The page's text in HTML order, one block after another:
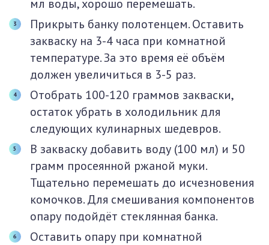
мл воды, хорошо перемешать.
Прикрыть банку полотенцем. Оставить
закваску на 3-4 часа при комнатной
температуре. За это время её объём
должен увеличиться в 3-5 раз.
Отобрать 100-120 граммов закваски,
остаток убрать в холодильник для
следующих кулинарных шедевров.
В закваску добавить воду (100 мл) и 50
грамм просеянной ржаной муки.
Тщательно перемешать до исчезновения
комочков. Для смешивания компонентов
опару подойдёт стеклянная банка.
Оставить опару при комнатной